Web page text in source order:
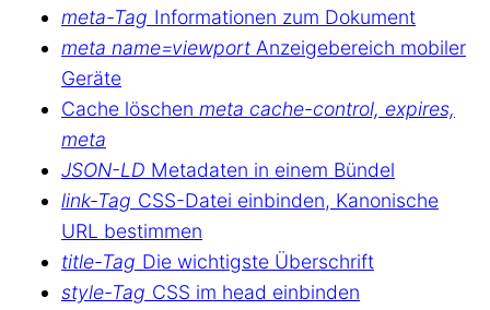
meta-Tag Informationen zum Dokument
meta name=viewport Anzeigebereich mobiler
Geräte
Cache löschen meta cache-control, expires,
meta
JSON-LD Metadaten in einem Bündel
link-Tag CSS-Datei einbinden, Kanonische
URL bestimmen
title-Tag Die wichtigste Überschrift
style-Tag CSS im head einbinden